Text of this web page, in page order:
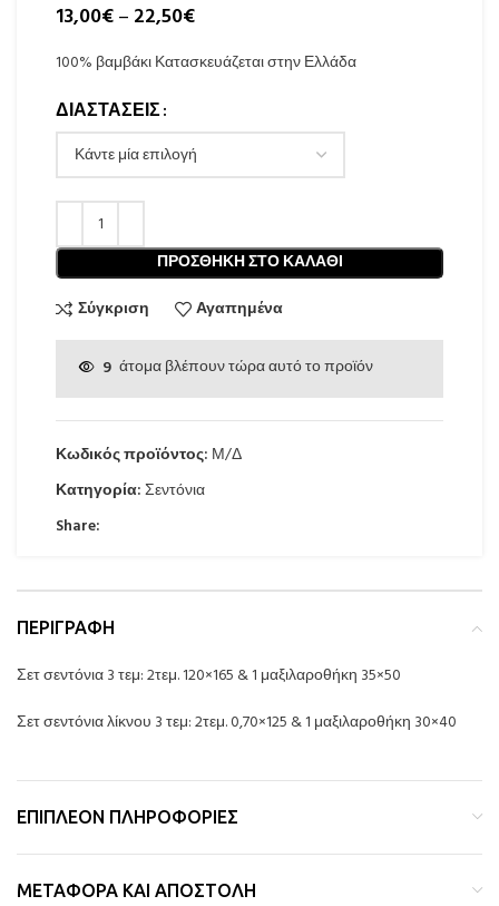
13,00€– 22,50€
100% βαμβάκι Κατασκευάζεται στην Ελλάδα
ΔΙΑΣΤΑΣΕΙΣ
ΠΡΟΣΘΉΚΗ ΣΤΟ ΚΑΛΆΘΙ
Σύγκριση
Αγαπημένα
9 άτομα βλέπουν τώρα αυτό το προϊόν
Κωδικός προϊόντος: Μ/Δ
Κατηγορία:Σεντόνια
Share:
ΠΕΡΙΓΡΑΦΉ
Σετ σεντόνια 3 τεμ: 2τεμ. 120×165 & 1 μαξιλαροθήκη 35×50
Σετ σεντόνια λίκνου 3 τεμ: 2τεμ. 0,70×125 & 1 μαξιλαροθήκη 30×40
ΕΠΙΠΛΈΟΝ ΠΛΗΡΟΦΟΡΊΕΣ
ΜΕΤΑΦΟΡΆ ΚΑΙ ΑΠΟΣΤΟΛΉ